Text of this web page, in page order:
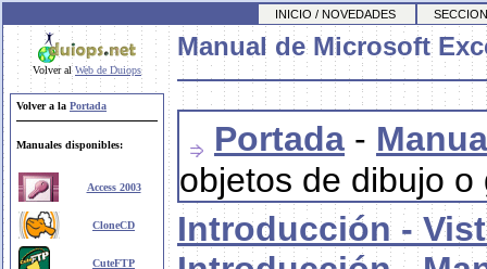
INICIO / NOVEDADES
Volver alWeb de Duiops
Volver a la Portada
Manuales disponibles:
Access 2003
CloneCD
CuteFTP
Manual de Microsoft
Portada -
objetos de dibujo o
Introducción -